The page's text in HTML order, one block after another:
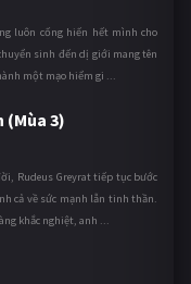
luôn cống hiến hết mình cho
sinh đến dị giới mang tên
một mạo hiểm gi ...
(Mùa 3)
Rudeus Greyrat tiếp tục bước
cả về sức mạnh lẫn tinh thần.
khắc nghiệt, anh ...